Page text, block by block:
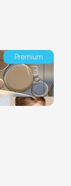
Premium